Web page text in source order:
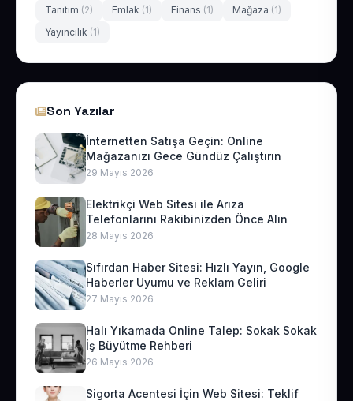
Tanıtım (2) Emlak (1) Finans (1) Mağaza (1)
Yayıncılık (1)
Son Yazılar
İnternetten Satışa Geçin: Online
Mağazanızı Gece Gündüz Çalıştırın
29 Mayıs 2026
Elektrikçi Web Sitesi ile Arıza
Telefonlarını Rakibinizden Önce Alın
28 Mayıs 2026
Sıfırdan Haber Sitesi: Hızlı Yayın, Google
Haberler Uyumu ve Reklam Geliri
27 Mayıs 2026
Halı Yıkamada Online Talep: Sokak Sokak
İş Büyütme Rehberi
26 Mayıs 2026
Sigorta Acentesi İçin Web Sitesi: Teklif